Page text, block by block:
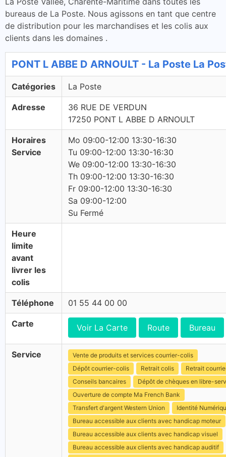
bureaus de La Poste. Nous agissons en tant que centre
de distribution pour les marchandises et les colis aux
clients dans les domaines .
PONT L ABBE D ARNOULT - La Poste La
Catégories La Poste
Adresse
36 RUE DE VERDUN
17250 PONT L ABBE D ARNOULT
Horaires
Service
Mo 09:00-12:00 13:30-16:30
Tu 09:00-12:00 13:30-16:30
We 09:00-12:00 13:30-16:30
Th 09:00-12:00 13:30-16:30
Fr 09:00-12:00 13:30-16:30
Sa 09:00-12:00
Su Fermé
Heure
limite
avant
livrer les
colis
Téléphone 01 55 44 00 00
Carte Voir La Carte Route Bureau
Service
Vente de produits et services courrier-colis
Dépôt courrier-colis
Retrait colis
Retrait
Conseils bancaires
Dépôt de chèques en libre-
Ouverture de compte Ma French Bank
Transfert d'argent Western Union
Identité
Bureau accessible aux clients avec handicap moteur
Bureau accessible aux clients avec handicap visuel
Bureau accessible aux clients avec handicap auditif